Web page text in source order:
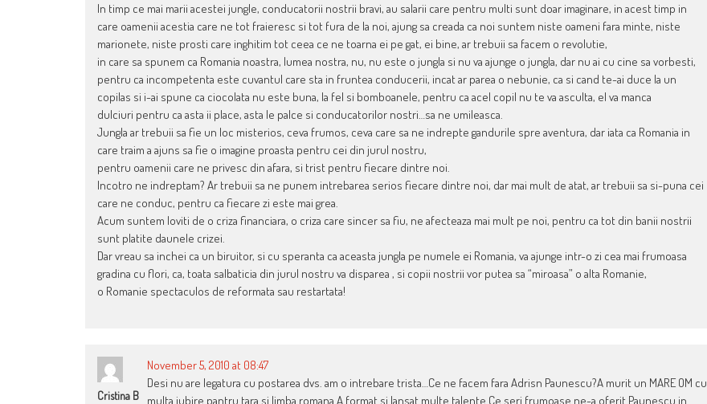
In timp ce mai marii acestei jungle, conducatorii nostrii bravi, au salarii care pentru multi sunt doar imaginare, in acest timp in
care oamenii acestia care ne tot fraieresc si tot fura de la noi, ajung sa creada ca noi suntem niste oameni fara minte, niste
marionete, niste prosti care inghitim tot ceea ce ne toarna ei pe gat, ei bine, ar trebuii sa facem o revolutie,
in care sa spunem ca Romania noastra, lumea nostra, nu, nu este o jungla si nu va ajunge o jungla, dar nu ai cu cine sa vorbesti,
pentru ca incompetenta este cuvantul care sta in fruntea conducerii, incat ar parea o nebunie, ca si cand te-ai duce la un
copilas si i-ai spune ca ciocolata nu este buna, la fel si bomboanele, pentru ca acel copil nu te va asculta, el va manca
dulciuri pentru ca asta ii place, asta le palce si conducatorilor nostri…sa ne umileasca.
Jungla ar trebuii sa fie un loc misterios, ceva frumos, ceva care sa ne indrepte gandurile spre aventura, dar iata ca Romania in
care traim a ajuns sa fie o imagine proasta pentru cei din jurul nostru,
pentru oamenii care ne privesc din afara, si trist pentru fiecare dintre noi.
Incotro ne indreptam? Ar trebuii sa ne punem intrebarea serios fiecare dintre noi, dar mai mult de atat, ar trebuii sa si-puna cei
care ne conduc, pentru ca fiecare zi este mai grea.
Acum suntem loviti de o criza financiara, o criza care sincer sa fiu, ne afecteaza mai mult pe noi, pentru ca tot din banii nostrii
sunt platite daunele crizei.
Dar vreau sa inchei ca un biruitor, si cu speranta ca aceasta jungla pe numele ei Romania, va ajunge intr-o zi cea mai frumoasa
gradina cu flori, ca, toata salbaticia din jurul nostru va disparea , si copii nostrii vor putea sa “miroasa” o alta Romanie,
o Romanie spectaculos de reformata sau restartata!
Cristina B
November 5, 2010 at 08:47
Desi nu are legatura cu postarea dvs. am o intrebare trista…Ce ne facem fara Adrisn Paunescu?A murit un MARE OM cu
multa iubire pantru tara si limba romana.A format si lansat multe talente.Ce seri frumoase ne-a oferit Paunescu in